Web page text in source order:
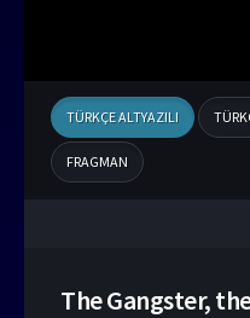
TÜRKÇE ALTYAZILI
FRAGMAN
The Gangster,